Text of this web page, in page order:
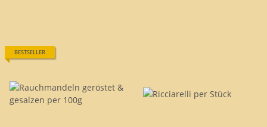
BESTSELLER